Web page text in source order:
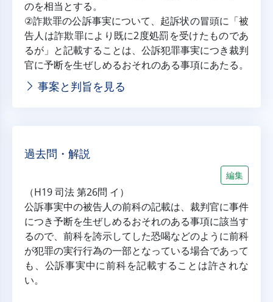
のを相当とする。
②詐欺罪の公訴事実について、起訴状の冒頭に「被
告人は詐欺罪により既に2度処罰を受けたものであ
るが」と記載することは、公訴犯罪事実につき裁判
官に予断を生ぜしめるおそれのある事項にあたる。
事案と判旨を見る
過去問・解説
編集
（H19 司法 第26問 イ）
公訴事実中の被告人の前科の記載は、裁判官に事件
につき予断を生ぜしめるおそれのある事項に該当す
るので、前科を誇示してした恐喝などのように前科
が犯罪の実行行為の一部となっている場合であって
も、公訴事実中に前科を記載することは許されな
い。